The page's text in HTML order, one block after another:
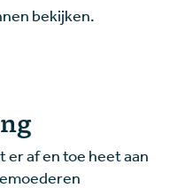
bekijken.
er af en toe heet aan